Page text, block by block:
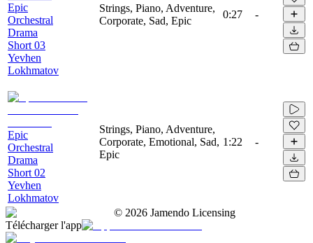
Epic
Orchestral
Drama
Short 03
Yevhen
Lokhmatov
Strings, Piano, Adventure,
Corporate, Sad, Epic
0:27 -
Epic
Orchestral
Drama
Short 02
Yevhen
Lokhmatov
Strings, Piano, Adventure,
Corporate, Emotional, Sad,
Epic
1:22 -
© 2026 Jamendo Licensing
Télécharger l'app